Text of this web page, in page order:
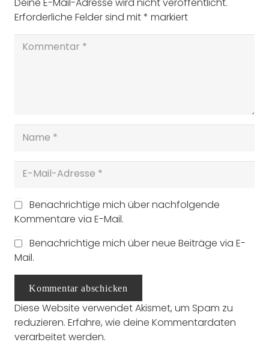
Erforderliche Felder sind mit* markiert
Benachrichtige mich über nachfolgende
Kommentare via E-Mail.
Benachrichtige mich über neue Beiträge via E-
Mail.
Kommentar abschicken
Diese Website verwendet Akismet, um Spam zu
reduzieren. Erfahre, wie deine Kommentardaten
verarbeitet werden.